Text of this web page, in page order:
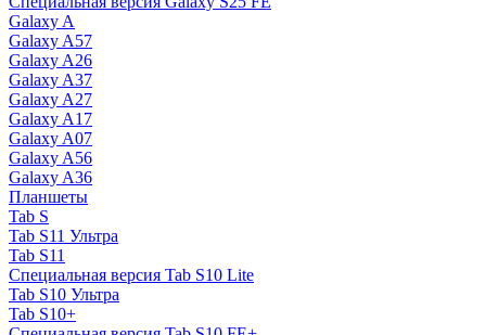
Galaxy A
Galaxy A57
Galaxy A26
Galaxy A37
Galaxy A27
Galaxy A17
Galaxy A07
Galaxy A56
Galaxy A36
Планшеты
Tab S
Tab S11 Ультра
Tab S11
Специальная версия Tab S10 Lite
Tab S10 Ультра
Tab S10+